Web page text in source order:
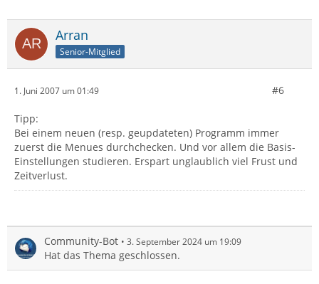
Arran
Senior-Mitglied
1. Juni 2007 um 01:49 #6
Tipp:
Bei einem neuen (resp. geupdateten) Programm immer
zuerst die Menues durchchecken. Und vor allem die Basis-
Einstellungen studieren. Erspart unglaublich viel Frust und
Zeitverlust.
Community-Bot 3. September 2024 um 19:09
Hat das Thema geschlossen.